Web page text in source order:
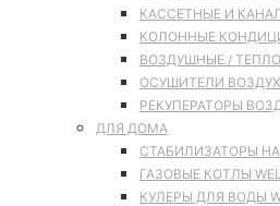
КАССЕТНЫЕ И
КОЛОННЫЕ
ВОЗДУШНЫЕ /
ОСУШИТЕЛИ
РЕКУПЕРАТОРЫ
ДЛЯ ДОМА
СТАБИЛИЗАТОРЫ
ГАЗОВЫЕ КОТЛЫ
КУЛЕРЫ ДЛЯ ВОДЫ